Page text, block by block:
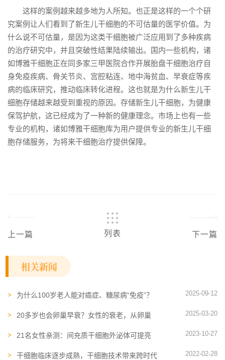
这样的案例越来越多地为人所知。也正是这样的一个个研
究案例让人们看到了新生儿干细胞的不可估量的医学价值。为
什么说不可估量，是因为这类干细胞被广泛应用到了多种疾病
的治疗研究中，并且突破性结果陆续输出。国内一些机构，诸
如博雅干细胞正在同多家三甲医院合作开展胎盘干细胞治疗自
身免疫疾病、骨关节炎、宫腔粘连、地中海贫血、早衰症等疾
病的临床研究，推动临床转化进程。这也就是为什么新生儿干
细胞存储越来越受到重视的原因。存储新生儿干细胞，为健康
保驾护航，这已经成为了一种新的健康理念。市场上也有一些
专业的机构，诸如博雅干细胞库为用户提供专业的新生儿干细
胞存储服务，为将来干细胞治疗提供保障。
上一篇 列表 下一篇
相关新闻
为什么100岁老人能对癌症、糖尿病“免疫”？
2025-09-12
20多岁也会卵巢早衰？女性的衰老，从卵巢
键”
2025-03-20
21名女性亲测：间充质干细胞外泌体可提亮
2023-10-27
干细胞临床逐步成熟，干细胞技术带来跨时代
2022-02-28